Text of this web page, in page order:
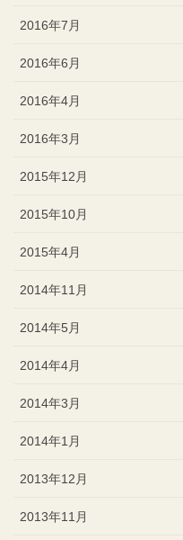
2016年7月
2016年6月
2016年4月
2016年3月
2015年12月
2015年10月
2015年4月
2014年11月
2014年5月
2014年4月
2014年3月
2014年1月
2013年12月
2013年11月